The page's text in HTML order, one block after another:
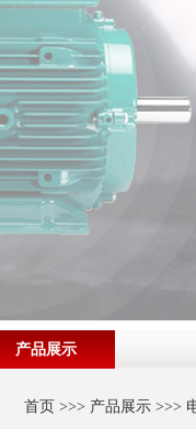
产品展示
首页 >>> 产品展示>>>